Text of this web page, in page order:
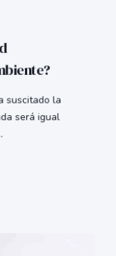
suscitado la
será igual